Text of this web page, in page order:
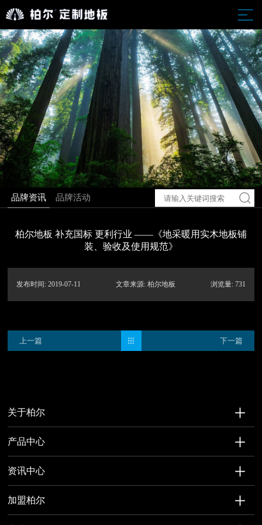
品牌资讯 品牌活动
柏尔地板 补充国标 更利行业 ——《地采暖用实木地板铺
装、验收及使用规范》
发布时间: 2019-07-11 文章来源: 柏尔地板 浏览量: 731
上一篇 下一篇
关于柏尔
产品中心
资讯中心
加盟柏尔